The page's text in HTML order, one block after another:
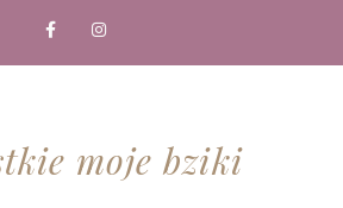
moje bziki